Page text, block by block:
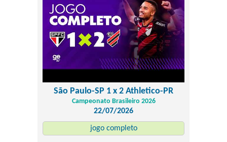
São Paulo-SP 1 x 2 Athletico-PR
Campeonato Brasileiro 2026
22/07/2026
jogo completo